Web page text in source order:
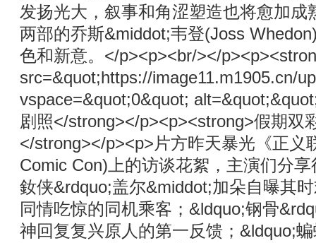
发扬光大，叙事和角涩塑造也将愈加
两部的乔斯&middot;韦登(Joss
色和新意。</p><p><br/></
src=&quot;https://image11.m1905.cn/
vspace=&quot;0&quot;
剧照</strong></p><p><strong>假期双
</strong></p><p>片方昨天暴光《正
Comic Con)上的访谈花絮，主演们分
釹侠&rdquo;盖尔&middot;加朵自曝其
同情吃惊的同机乘客；&ldquo;钢骨
神回复复兴原人的第一反馈；&ldquo;